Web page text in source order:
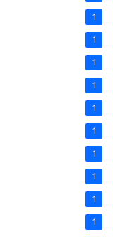
1
1
1
1
1
1
1
1
1
1